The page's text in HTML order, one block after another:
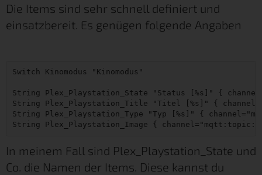
Die Items sind sehr schnell definiert und
einsatzbereit. Es genügen folgende Angaben
Switch Kinomodus "Kinomodus"
String Plex_Playstation_State "Status [%s]" {
String Plex_Playstation_Title "Titel [%s]" {
String Plex_Playstation_Type "Typ [%s]" {
In meinem Fall sind Plex_Playstation_State und
Co. die Namen der Items. Diese kannst du